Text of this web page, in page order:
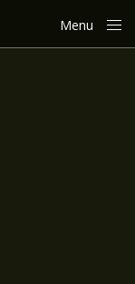
Menu